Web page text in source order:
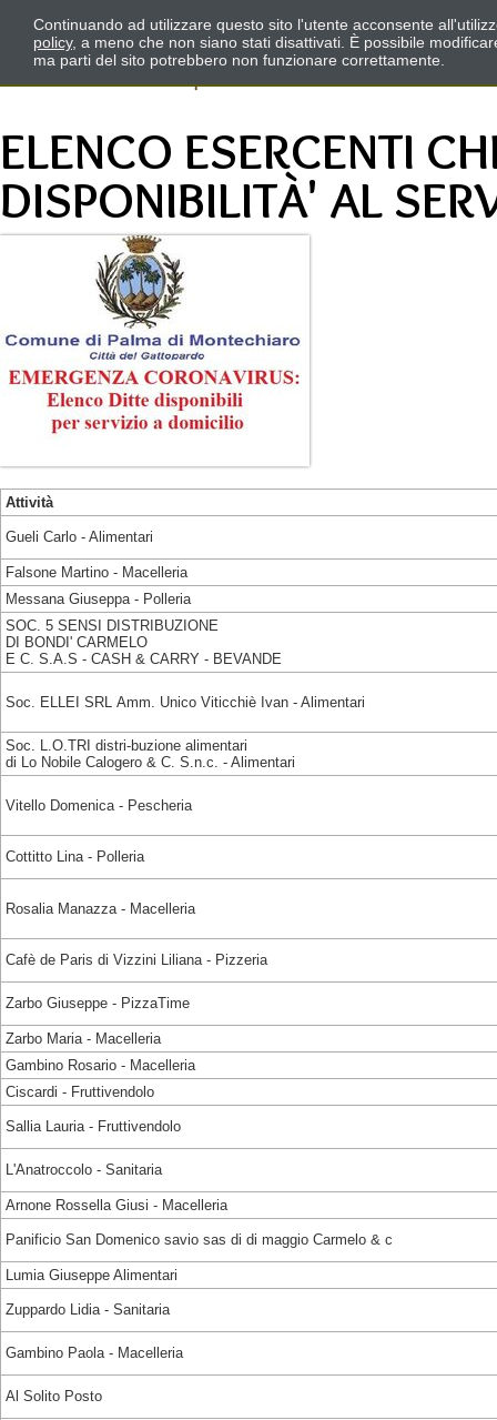
ELENCO ESERCENTI
DISPONIBILITÀ' AL
Attività
Gueli Carlo - Alimentari
Falsone Martino - Macelleria
Messana Giuseppa - Polleria
SOC. 5 SENSI DISTRIBUZIONE
DI BONDI' CARMELO
E C. S.A.S - CASH & CARRY - BEVANDE
Soc. ELLEI SRL Amm. Unico Viticchiè Ivan - Alimentari
Soc. L.O.TRI distri-buzione alimentari
di Lo Nobile Calogero & C. S.n.c. - Alimentari
Vitello Domenica - Pescheria
Cottitto Lina - Polleria
Rosalia Manazza - Macelleria
Cafè de Paris di Vizzini Liliana - Pizzeria
Zarbo Giuseppe - PizzaTime
Zarbo Maria - Macelleria
Gambino Rosario - Macelleria
Ciscardi - Fruttivendolo
Sallia Lauria - Fruttivendolo
L'Anatroccolo - Sanitaria
Arnone Rossella Giusi - Macelleria
Panificio San Domenico savio sas di di maggio Carmelo & c
Lumia Giuseppe Alimentari
Zuppardo Lidia - Sanitaria
Gambino Paola - Macelleria
Al Solito Posto
Continuando ad utilizzare questo sito l'utente acconsente
policy, a meno che non siano stati disattivati. È possibile
ma parti del sito potrebbero non funzionare correttamente.